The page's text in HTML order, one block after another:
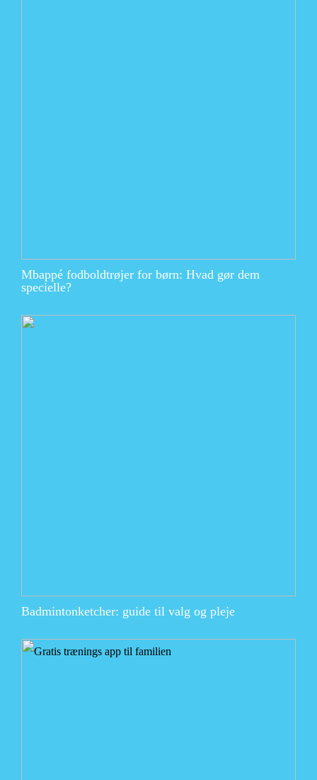
Mbappé fodboldtrøjer for børn: Hvad gør dem
specielle?
Badmintonketcher: guide til valg og pleje